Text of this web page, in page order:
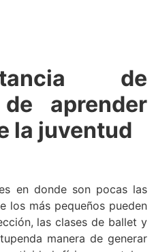
de
aprender
la juventud
en donde son pocas las
los más pequeños pueden
las clases de ballet y
manera de generar